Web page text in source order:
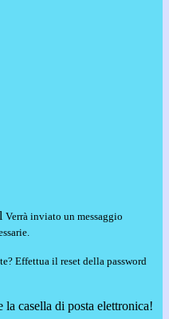
Verrà inviato un messaggio
Effettua il reset della password
casella di posta elettronica!